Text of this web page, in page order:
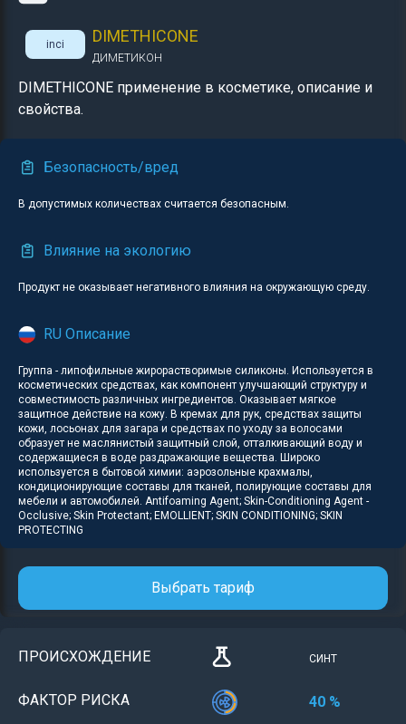
inci DIMETHICONE
ДИМЕТИКОН
DIMETHICONE применение в косметике, описание и
свойства.
Безопасность/вред
В допустимых количествах считается безопасным.
Влияние на экологию
Продукт не оказывает негативного влияния на окружающую среду.
RU Описание
Группа - липофильные жирорастворимые силиконы. Используется в
косметических средствах, как компонент улучшающий структуру и
совместимость различных ингредиентов. Оказывает мягкое
защитное действие на кожу. В кремах для рук, средствах защиты
кожи, лосьонах для загара и средствах по уходу за волосами
образует не маслянистый защитный слой, отталкивающий воду и
содержащиеся в воде раздражающие вещества. Широко
используется в бытовой химии: аэрозольные крахмалы,
кондиционирующие составы для тканей, полирующие составы для
мебели и автомобилей. Antifoaming Agent; Skin-Conditioning Agent -
Occlusive; Skin Protectant; EMOLLIENT; SKIN CONDITIONING; SKIN
PROTECTING
Выбрать тариф
ПРОИСХОЖДЕНИЕ СИНТ
ФАКТОР РИСКА 40 %